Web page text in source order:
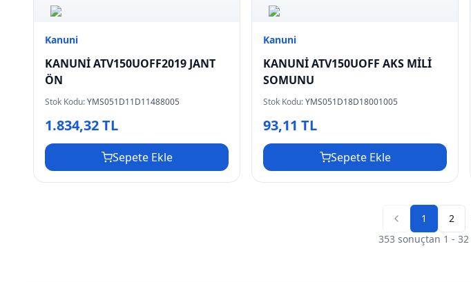
Kanuni
KANUNİ ATV150UOFF2019 JANT
ÖN
Stok Kodu:YMS051D11D11488005
1.834,32 TL
Sepete Ekle
Kanuni
KANUNİ ATV150UOFF AKS MİLİ
SOMUNU
Stok Kodu:YMS051D18D18001005
93,11 TL
Sepete Ekle
Previous page
1 2
353 sonuçtan 1 - 32